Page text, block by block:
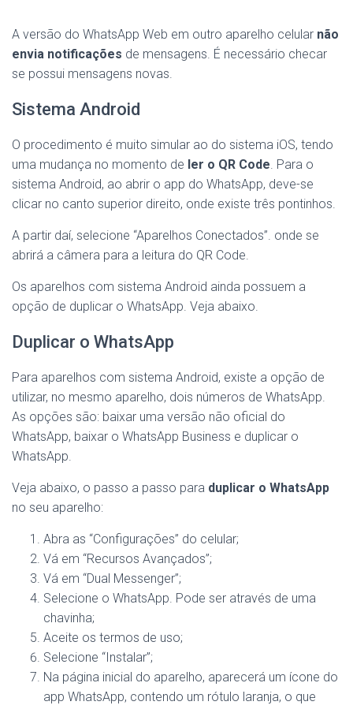
A versão do WhatsApp Web em outro aparelho celular não
envia notificações de mensagens. É necessário checar
se possui mensagens novas.
Sistema Android
O procedimento é muito simular ao do sistema iOS, tendo
uma mudança no momento de ler o QR Code. Para o
sistema Android, ao abrir o app do WhatsApp, deve-se
clicar no canto superior direito, onde existe três pontinhos.
A partir daí, selecione “Aparelhos Conectados”. onde se
abrirá a câmera para a leitura do QR Code.
Os aparelhos com sistema Android ainda possuem a
opção de duplicar o WhatsApp. Veja abaixo.
Duplicar o WhatsApp
Para aparelhos com sistema Android, existe a opção de
utilizar, no mesmo aparelho, dois números de WhatsApp.
As opções são: baixar uma versão não oficial do
WhatsApp, baixar o WhatsApp Business e duplicar o
WhatsApp.
Veja abaixo, o passo a passo para duplicar o WhatsApp
no seu aparelho:
Abra as “Configurações” do celular;
Vá em “Recursos Avançados”;
Vá em “Dual Messenger”;
Selecione o WhatsApp. Pode ser através de uma
chavinha;
Aceite os termos de uso;
Selecione “Instalar”;
Na página inicial do aparelho, aparecerá um ícone do
app WhatsApp, contendo um rótulo laranja, o que